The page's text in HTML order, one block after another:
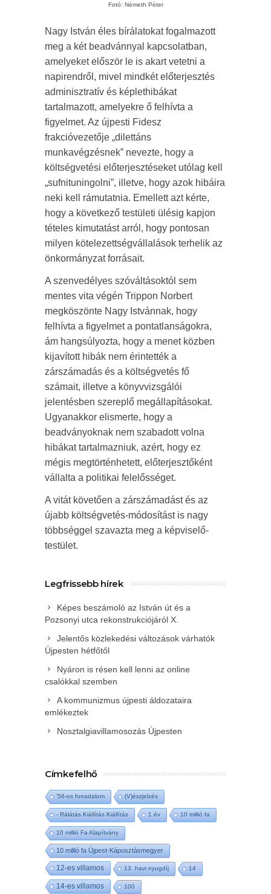
Fotó: Németh Péter
Nagy István éles bírálatokat fogalmazott
meg a két beadvánnyal kapcsolatban,
amelyeket először le is akart vetetni a
napirendről, mivel mindkét előterjesztés
adminisztratív és képlethibákat
tartalmazott, amelyekre ő felhívta a
figyelmet. Az újpesti Fidesz
frakcióvezetője „dilettáns
munkavégzésnek” nevezte, hogy a
költségvetési előterjesztéseket utólag kell
„sufnituningolni”, illetve, hogy azok hibáira
neki kell rámutatnia. Emellett azt kérte,
hogy a következő testületi ülésig kapjon
tételes kimutatást arról, hogy pontosan
milyen kötelezettségvállalások terhelik az
önkormányzat forrásait.
A szenvedélyes szóváltásoktól sem
mentes vita végén Trippon Norbert
megköszönte Nagy Istvánnak, hogy
felhívta a figyelmet a pontatlanságokra,
ám hangsúlyozta, hogy a menet közben
kijavított hibák nem érintették a
zárszámadás és a költségvetés fő
számait, illetve a könyvvizsgálói
jelentésben szereplő megállapításokat.
Ugyanakkor elismerte, hogy a
beadványoknak nem szabadott volna
hibákat tartalmazniuk, azért, hogy ez
mégis megtörténhetett, előterjesztőként
vállalta a politikai felelősséget.
A vitát követően a zárszámadást és az
újabb költségvetés-módosítást is nagy
többséggel szavazta meg a képviselő-
testület.
Legfrissebb hírek
Képes beszámoló az István út és a
Pozsonyi utca rekonstrukciójáról X.
Jelentős közlekedési változások várhatók
Újpesten hétfőtől
Nyáron is résen kell lenni az online
csalókkal szemben
A kommunizmus újpesti áldozataira
emlékeztek
Nosztalgiavillamosozás Újpesten
Címkefelhő
'56-os forradalom (V)észjelzés
- Rálátás Kiállítás Kiállítás 1 év 10 millió fa
10 millió Fa Alapítvány
10 millió fa Újpest-Káposztásmegyer
12-es villamos 13. havi nyugdíj 14
14-es villamos 100